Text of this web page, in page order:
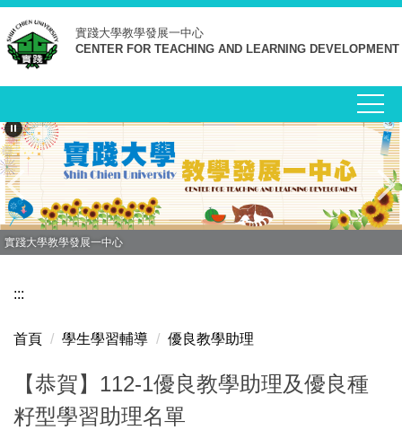
跳
到
主
要
容
區
實踐大學教學發展一中心
CENTER FOR TEACHING AND LEARNING DEVELOPMENT
實踐大學教學發展一中心
:::
首頁 學生學習輔導 優良教學助理
【恭賀】112-1優良教學助理及優良種
籽型學習助理名單